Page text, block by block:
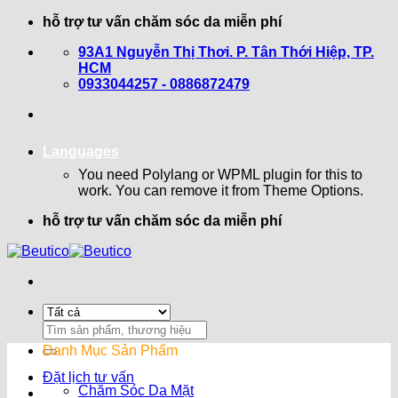
hỗ trợ tư vấn chăm sóc da miễn phí
93A1 Nguyễn Thị Thơi. P. Tân Thới Hiệp, TP.
HCM
0933044257 - 0886872479
Languages
You need Polylang or WPML plugin for this to
work. You can remove it from Theme Options.
hỗ trợ tư vấn chăm sóc da miễn phí
Search
for:
Đặt lịch tư vấn
Danh Mục Sản Phẩm
Chăm Sóc Da Mặt